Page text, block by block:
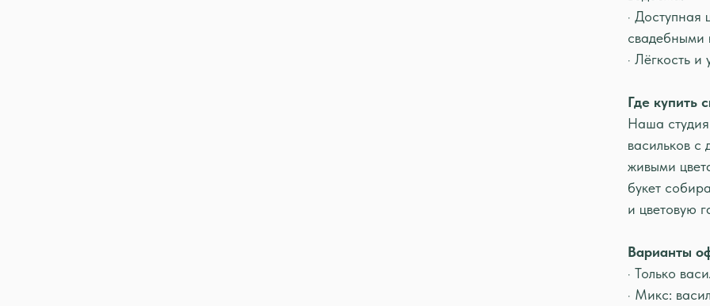
·
свадебными
· Лёгкость и
Где купить
Наша студия
васильков с
живыми
букет
и цветовую
Варианты
· Только
· Микс: